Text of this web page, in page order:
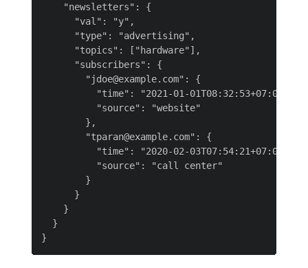
    "newsletters": {
      "val": "y",
      "type": "advertising",
      "topics": ["hardware"],
      "subscribers": {
        "jdoe@example.com": {
          "time": "2021-01-01T08:32:53+07:00",
          "source": "website"
        },
        "tparan@example.com": {
          "time": "2020-02-03T07:54:21+07:00",
          "source": "call center"
        }
      }
    }
  }